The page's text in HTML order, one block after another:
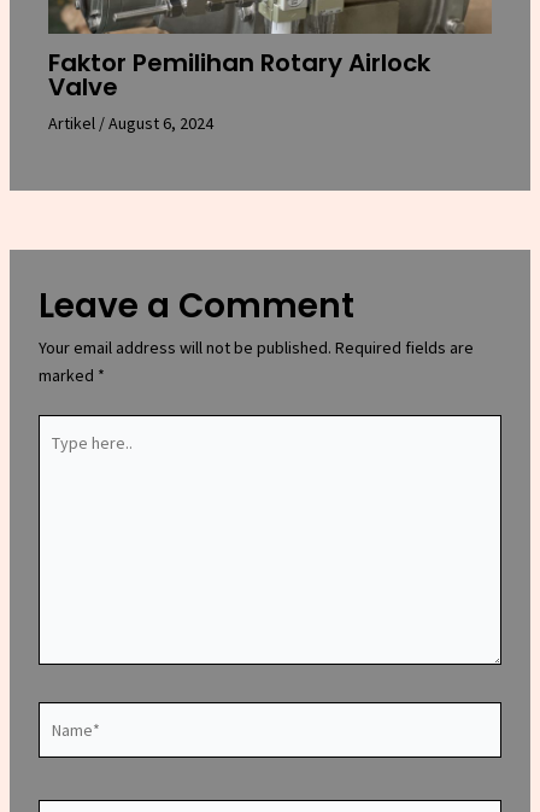
Faktor Pemilihan Rotary Airlock
Valve
Artikel/August 6, 2024
Leave a Comment
Your email address will not be published. Required fields are
marked *
here..